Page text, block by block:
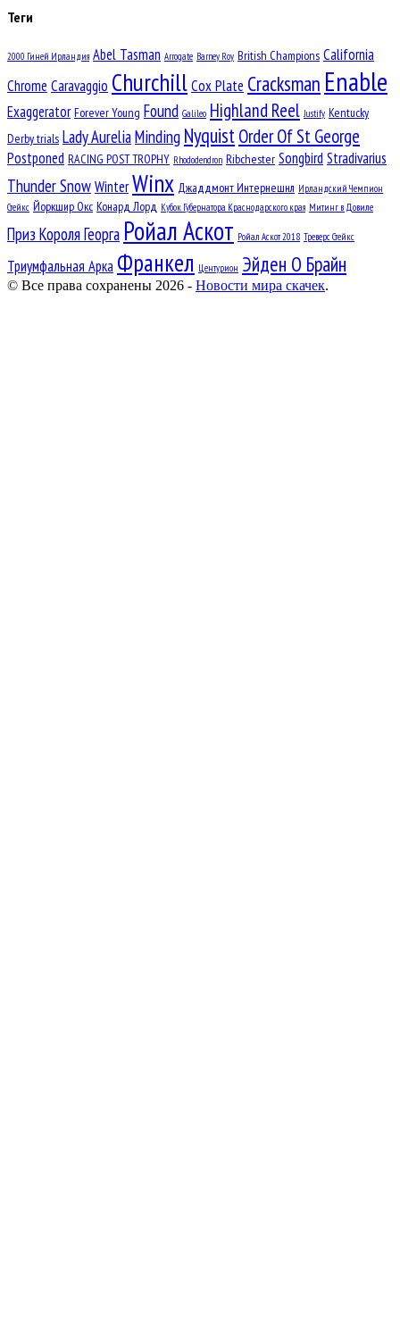
Теги
2000 Гиней Ирландия Abel Tasman Arrogate Barney Roy British Champions California
Chrome Caravaggio ChurchillCox Plate Cracksman Enable
Exaggerator Forever Young Found Galileo Highland Reel Justify Kentucky
Derby trials Lady AureliaMinding NyquistOrder Of St George
Postponed RACING POST TROPHY Rhododendron Ribchester Songbird Stradivarius
Thunder SnowWinterWinx Джаддмонт Интернешнл Ирландский Чемпион
Стейкс Йоркшир Окс Конард Лорд Кубок Губернатора Краснодарского края Митинг в Довиле
Приз Короля Георга Ройал Аскот Ройал Аскот 2018 Треверс Стейкс
Триумфальная Арка Франкел Центурион Эйден О Брайн
© Все права сохранены 2026 - Новости мира скачек.